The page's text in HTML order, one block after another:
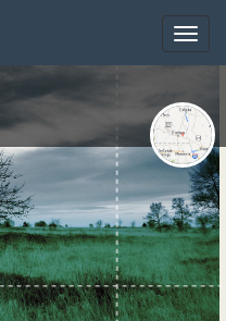
Toggle
Toggle